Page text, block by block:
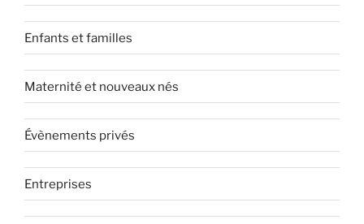
Enfants et familles
Maternité et nouveaux nés
Évènements privés
Entreprises